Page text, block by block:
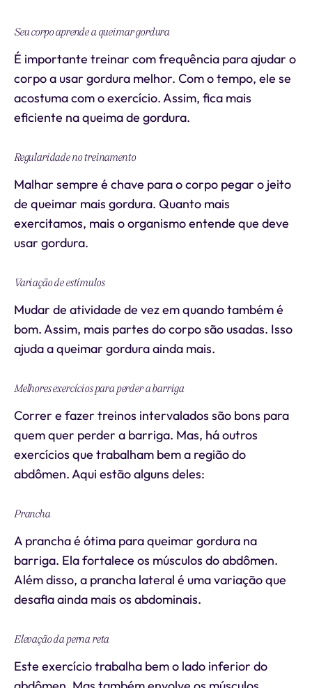
Seu corpo aprende a queimar gordura
É importante treinar com frequência para ajudar o
corpo a usar gordura melhor. Com o tempo, ele se
acostuma com o exercício. Assim, fica mais
eficiente na queima de gordura.
Regularidade no treinamento
Malhar sempre é chave para o corpo pegar o jeito
de queimar mais gordura. Quanto mais
exercitamos, mais o organismo entende que deve
usar gordura.
Variação de estímulos
Mudar de atividade de vez em quando também é
bom. Assim, mais partes do corpo são usadas. Isso
ajuda a queimar gordura ainda mais.
Melhores exercícios para perder a barriga
Correr e fazer treinos intervalados são bons para
quem quer perder a barriga. Mas, há outros
exercícios que trabalham bem a região do
abdômen. Aqui estão alguns deles:
Prancha
A prancha é ótima para queimar gordura na
barriga. Ela fortalece os músculos do abdômen.
Além disso, a prancha lateral é uma variação que
desafia ainda mais os abdominais.
Elevação da perna reta
Este exercício trabalha bem o lado inferior do